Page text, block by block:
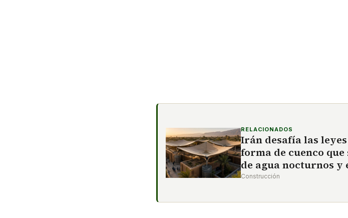
RELACIONADOS
Irán desafía las
forma de cuenco
de agua nocturnos
Construcción